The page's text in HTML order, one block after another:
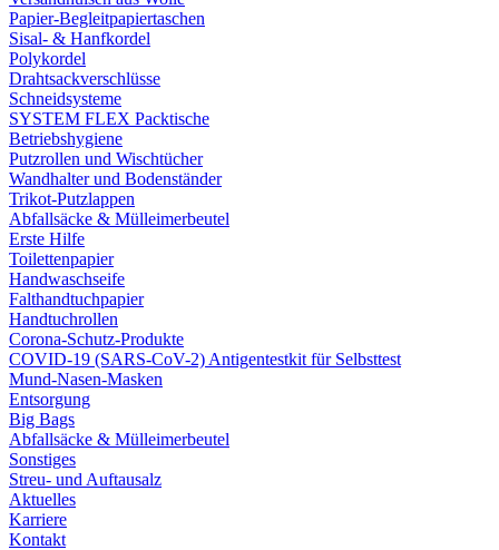
Papier-Begleitpapiertaschen
Sisal- & Hanfkordel
Polykordel
Drahtsackverschlüsse
Schneidsysteme
SYSTEM FLEX Packtische
Betriebshygiene
Putzrollen und Wischtücher
Wandhalter und Bodenständer
Trikot-Putzlappen
Abfallsäcke & Mülleimerbeutel
Erste Hilfe
Toilettenpapier
Handwaschseife
Falthandtuchpapier
Handtuchrollen
Corona-Schutz-Produkte
COVID-19 (SARS-CoV-2) Antigentestkit für Selbsttest
Mund-Nasen-Masken
Entsorgung
Big Bags
Abfallsäcke & Mülleimerbeutel
Sonstiges
Streu- und Auftausalz
Aktuelles
Karriere
Kontakt